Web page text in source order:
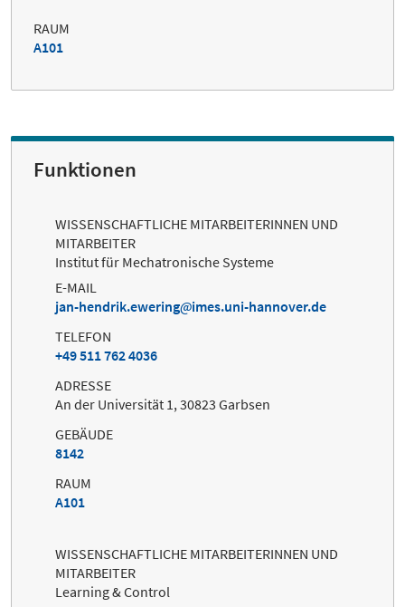
RAUM
A101
Funktionen
WISSENSCHAFTLICHE MITARBEITERINNEN UND
MITARBEITER
Institut für Mechatronische Systeme
E-MAIL
jan-hendrik.ewering
imes.uni-hannover.de
TELEFON
+49 511 762 4036
ADRESSE
An der Universität 1, 30823 Garbsen
GEBÄUDE
8142
RAUM
A101
WISSENSCHAFTLICHE MITARBEITERINNEN UND
MITARBEITER
Learning & Control